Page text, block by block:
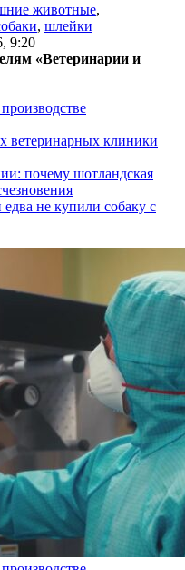
животные,
, шлейки
9:20
«Ветеринарии и
ветеринарных клиники
почему шотландская
не купили собаку с